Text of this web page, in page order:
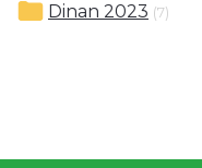
Dinan 2023 (7)